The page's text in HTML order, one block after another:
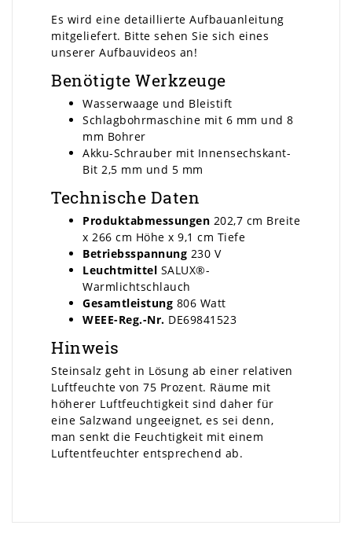
Es wird eine detaillierte Aufbauanleitung
mitgeliefert. Bitte sehen Sie sich eines
unserer Aufbauvideos an!
Benötigte Werkzeuge
Wasserwaage und Bleistift
Schlagbohrmaschine mit 6 mm und 8
mm Bohrer
Akku-Schrauber mit Innensechskant-
Bit 2,5 mm und 5 mm
Technische Daten
Produktabmessungen 202,7 cm Breite
x 266 cm Höhe x 9,1 cm Tiefe
Betriebsspannung 230 V
Leuchtmittel SALUX®-
Warmlichtschlauch
Gesamtleistung 806 Watt
WEEE-Reg.-Nr. DE69841523
Hinweis
Steinsalz geht in Lösung ab einer relativen
Luftfeuchte von 75 Prozent. Räume mit
höherer Luftfeuchtigkeit sind daher für
eine Salzwand ungeeignet, es sei denn,
man senkt die Feuchtigkeit mit einem
Luftentfeuchter entsprechend ab.